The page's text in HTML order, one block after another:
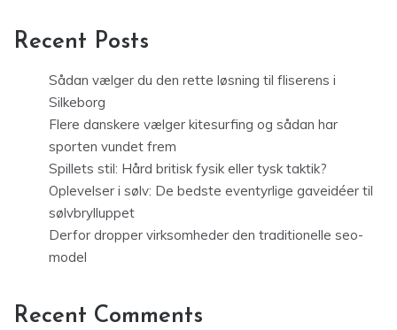
Recent Posts
Sådan vælger du den rette løsning til fliserens i
Silkeborg
Flere danskere vælger kitesurfing og sådan har
sporten vundet frem
Spillets stil: Hård britisk fysik eller tysk taktik?
Oplevelser i sølv: De bedste eventyrlige gaveidéer til
sølvbrylluppet
Derfor dropper virksomheder den traditionelle seo-
model
Recent Comments